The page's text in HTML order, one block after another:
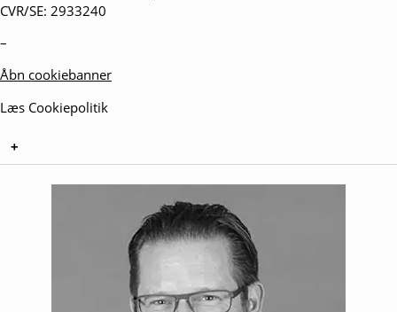
CVR/SE: 2933240
–
Åbn cookiebanner
Læs Cookiepolitik
+